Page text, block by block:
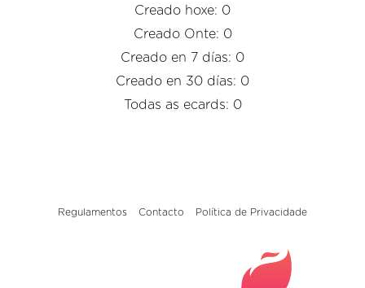
Creado hoxe: 0
Creado Onte: 0
Creado en 7 días: 0
Creado en 30 días: 0
Todas as ecards: 0
Regulamentos Contacto Política de Privacidade